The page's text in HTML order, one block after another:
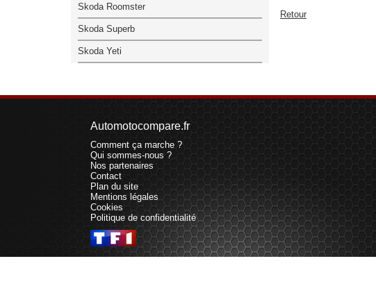
Retour
Skoda Roomster
Skoda Superb
Skoda Yeti
Automotocompare.fr
Comment ça marche ?
Qui sommes-nous ?
Nos partenaires
Contact
Plan du site
Mentions légales
Cookies
Politique de confidentialité